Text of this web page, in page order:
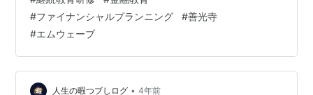
てくれません。 仕方がないので、適当に勘で（これが一
番危ない）行きましたが、無事に到着しました。 写真だ
と、夜が開けているように見えるかもしれませんが、実
際はもうちょっと暗かったです。 継続教育研修が終わっ
たら、ゆっくり回ってみたいと思います。 そのあとは、
長野オリンピック・パラリンピ…
#ファイナンシャルプランニング #善光寺
#エムウェーブ
人生の暇つブしログ • 4年前